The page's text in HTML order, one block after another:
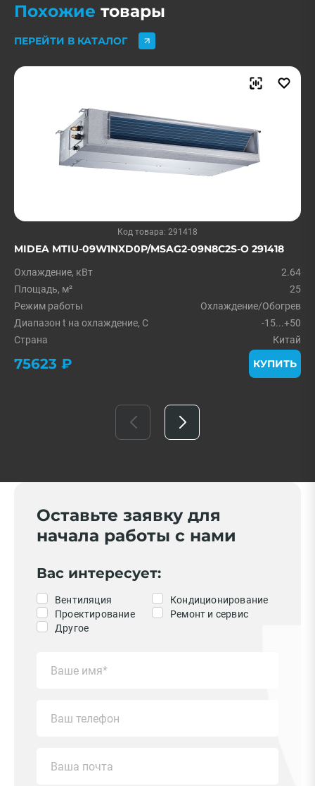
Похожие товары
ПЕРЕЙТИ В КАТАЛОГ
Код товара: 291418
MIDEA MTIU-09W1NXD0P/MSAG2-09N8C2S-O 291418
Охлаждение, кВт
2.64
Площадь, м²
25
Режим работы
Охлаждение/Обогрев
Диапазон t на охлаждение, С
-15...+50
Страна
Китай
75623 ₽ КУПИТЬ
Оставьте заявку для
начала работы с нами
Вас интересует:
Вентиляция
Кондиционирование
Проектирование
Ремонт и сервис
Другое